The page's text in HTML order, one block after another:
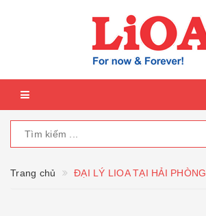
Trang chủ ĐẠI LÝ LIOA TẠI HẢI PHÒNG